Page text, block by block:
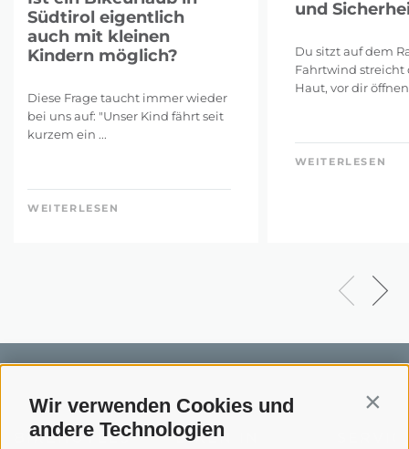
Wir verwenden Cookies und
andere Technologien
Südtirol eigentlich
auch mit kleinen
Kindern möglich?
Diese Frage taucht immer wieder
bei uns auf: "Unser Kind fährt seit
kurzem ein ...
WEITERLESEN
und
Du sitzt auf dem
Fahrtwind streicht
Haut, vor dir öffnen
WEITERLESEN
BIKEHOTELS
BIKEN IN